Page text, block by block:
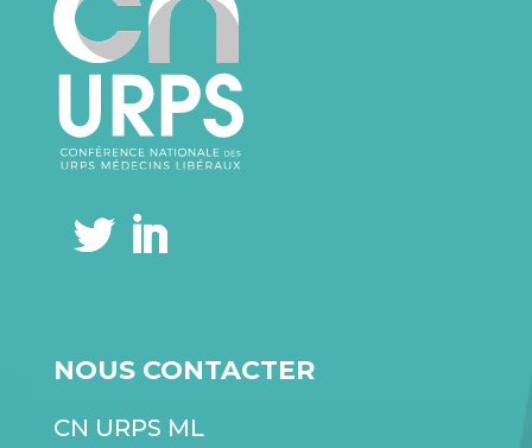
NOUS CONTACTER
CN URPS ML